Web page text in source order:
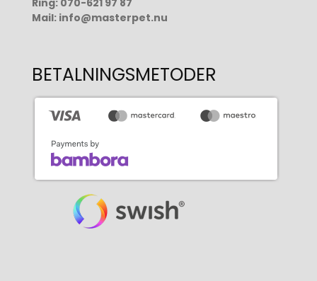
Mail: info@masterpet.nu
BETALNINGSMETODER